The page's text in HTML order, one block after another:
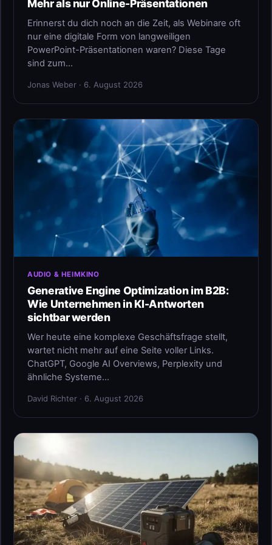
Mehr als nur Online-Präsentationen
Erinnerst du dich noch an die Zeit, als Webinare oft
nur eine digitale Form von langweiligen
PowerPoint-Präsentationen waren? Diese Tage
sind zum…
Jonas Weber · 6. August 2026
AUDIO & HEIMKINO
Generative Engine Optimization im B2B:
Wie Unternehmen in KI-Antworten
sichtbar werden
Wer heute eine komplexe Geschäftsfrage stellt,
wartet nicht mehr auf eine Seite voller Links.
ChatGPT, Google AI Overviews, Perplexity und
ähnliche Systeme…
David Richter · 6. August 2026